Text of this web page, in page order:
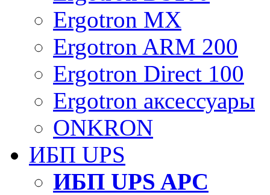
Ergotron MX
Ergotron ARM 200
Ergotron Direct 100
Ergotron аксессуары
ONKRON
ИБП UPS
ИБП UPS APC